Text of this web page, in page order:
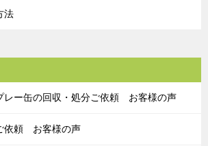
法
レー缶の回収・処分ご依頼 お客様の声
依頼 お客様の声